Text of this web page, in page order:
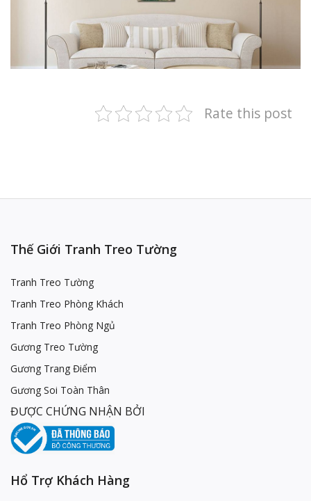
Rate this post
Thế Giới Tranh Treo Tường
Tranh Treo Tường
Tranh Treo Phòng Khách
Tranh Treo Phòng Ngủ
Gương Treo Tường
Gương Trang Điểm
Gương Soi Toàn Thân
ĐƯỢC CHỨNG NHẬN BỞI
Hổ Trợ Khách Hàng